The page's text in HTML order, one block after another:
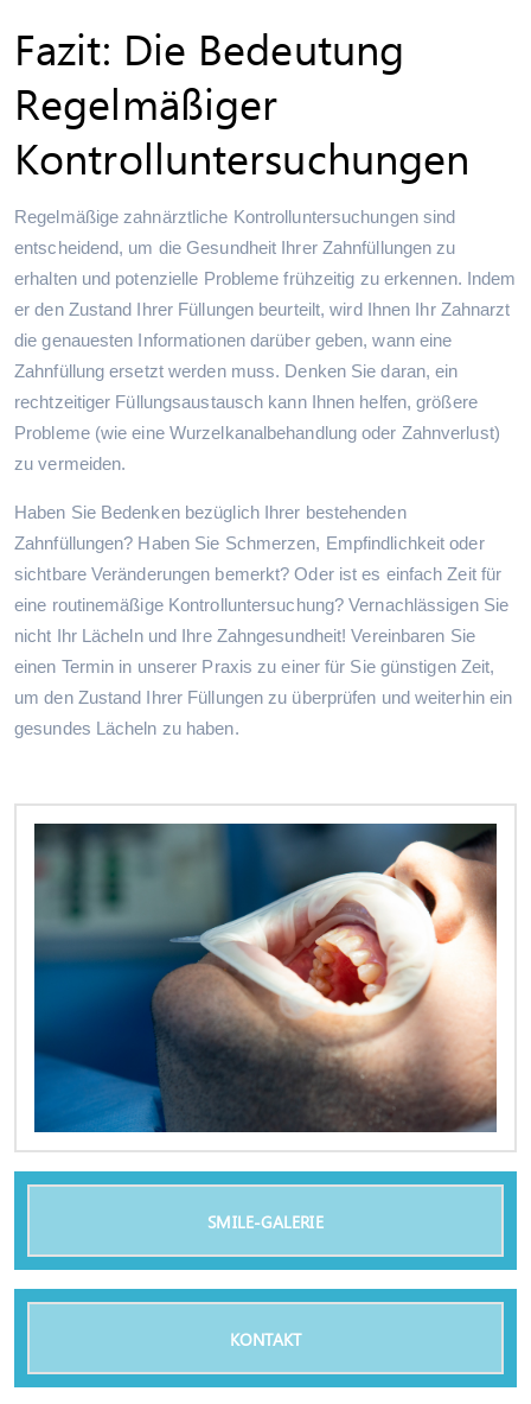
Fazit: Die Bedeutung
Regelmäßiger
Kontrolluntersuchungen
Regelmäßige zahnärztliche Kontrolluntersuchungen sind
entscheidend, um die Gesundheit Ihrer Zahnfüllungen zu
erhalten und potenzielle Probleme frühzeitig zu erkennen. Indem
er den Zustand Ihrer Füllungen beurteilt, wird Ihnen Ihr Zahnarzt
die genauesten Informationen darüber geben, wann eine
Zahnfüllung ersetzt werden muss. Denken Sie daran, ein
rechtzeitiger Füllungsaustausch kann Ihnen helfen, größere
Probleme (wie eine Wurzelkanalbehandlung oder Zahnverlust)
zu vermeiden.
Haben Sie Bedenken bezüglich Ihrer bestehenden
Zahnfüllungen? Haben Sie Schmerzen, Empfindlichkeit oder
sichtbare Veränderungen bemerkt? Oder ist es einfach Zeit für
eine routinemäßige Kontrolluntersuchung? Vernachlässigen Sie
nicht Ihr Lächeln und Ihre Zahngesundheit! Vereinbaren Sie
einen Termin in unserer Praxis zu einer für Sie günstigen Zeit,
um den Zustand Ihrer Füllungen zu überprüfen und weiterhin ein
gesundes Lächeln zu haben.
SMILE-GALERIE
KONTAKT